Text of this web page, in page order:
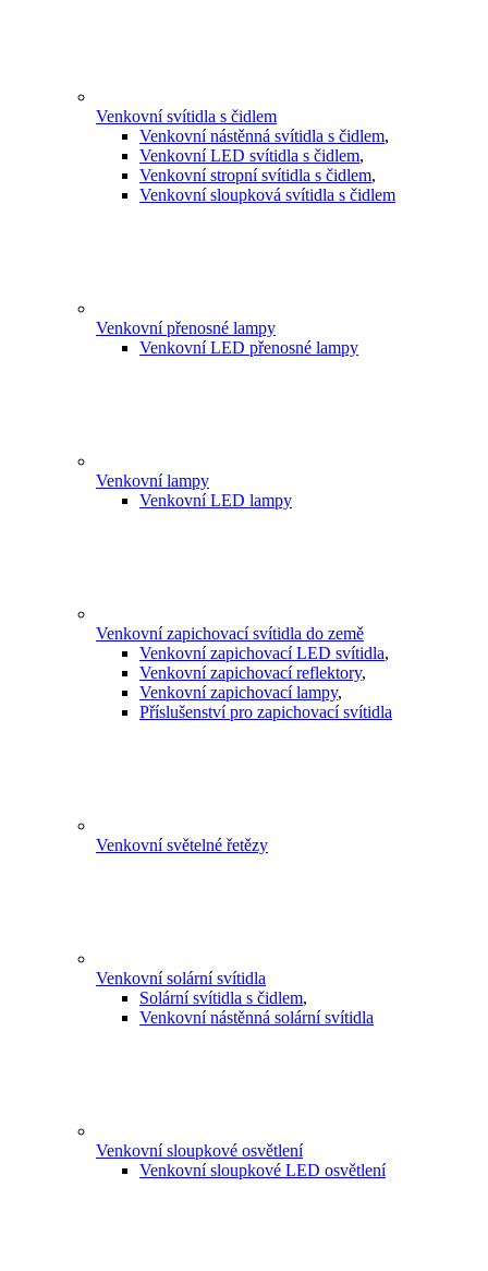
Venkovní svítidla s čidlem
Venkovní nástěnná svítidla s čidlem,
Venkovní LED svítidla s čidlem,
Venkovní stropní svítidla s čidlem,
Venkovní sloupková svítidla s čidlem
Venkovní přenosné lampy
Venkovní LED přenosné lampy
Venkovní lampy
Venkovní LED lampy
Venkovní zapichovací svítidla do země
Venkovní zapichovací LED svítidla,
Venkovní zapichovací reflektory,
Venkovní zapichovací lampy,
Příslušenství pro zapichovací svítidla
Venkovní světelné řetězy
Venkovní solární svítidla
Solární svítidla s čidlem,
Venkovní nástěnná solární svítidla
Venkovní sloupkové osvětlení
Venkovní sloupkové LED osvětlení